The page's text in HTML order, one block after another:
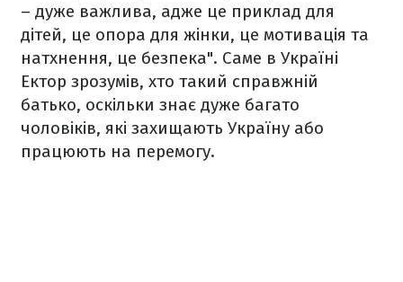
– дуже важлива, адже це приклад для
дітей, це опора для жінки, це мотивація та
натхнення, це безпека". Саме в Україні
Ектор зрозумів, хто такий справжній
батько, оскільки знає дуже багато
чоловіків, які захищають Україну або
працюють на перемогу.